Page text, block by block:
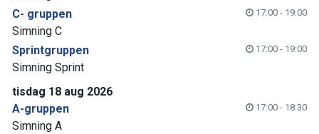
C- gruppen
17:00 - 19:00
Simning C
Sprintgruppen
17:00 - 19:00
Simning Sprint
tisdag 18 aug 2026
A-gruppen
17:00 - 18:30
Simning A